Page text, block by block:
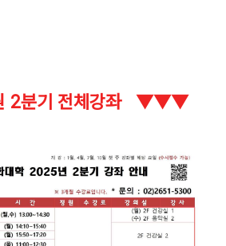
분기 전체강좌 ▼▼▼